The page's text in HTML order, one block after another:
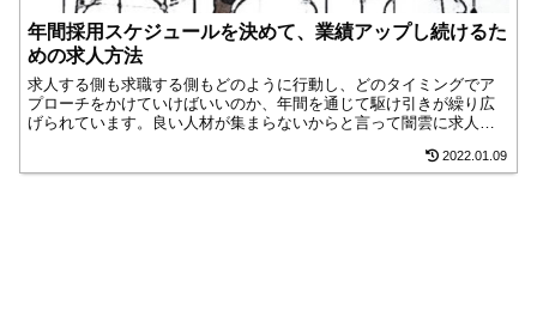
年間採用スケジュールを決めて、業績アップし続けるた
めの求人方法
求人する側も求職する側もどのように行動し、どのタイミングでア
プローチをかけていけばいいのか、年間を通じて駆け引きが繰り広
げられています。良い人材が集まらないからと言って闇雲に求人広
ば、大企業の隙間を突いて求人するなど、求職者の行動を見据えた
採用計画を立てていると無駄がありません。
2022.01.09